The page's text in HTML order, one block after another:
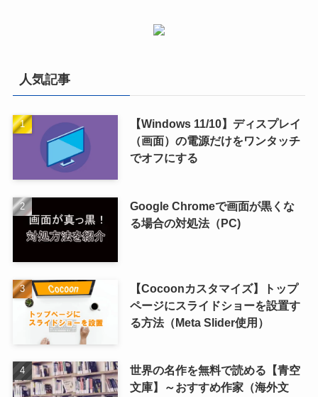
人気記事
【Windows 11/10】ディスプレイ
（画面）の電源だけをワンタッチ
でオフにする
Google Chromeで画面が黒くな
る場合の対処法（PC)
【Cocoonカスタマイズ】トップ
ページにスライドショーを設置す
る方法（Meta Slider使用）
世界の名作を無料で読める【青空
文庫】～おすすめ作家（海外文